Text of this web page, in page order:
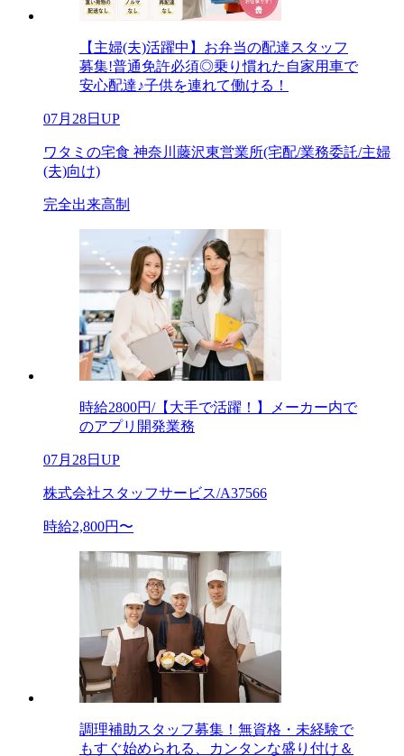
【主婦(夫)活躍中】お弁当の配達スタッフ
募集!普通免許必須◎乗り慣れた自家用車で
安心配達♪子供を連れて働ける！
07月28日UP
ワタミの宅食 神奈川藤沢東営業所(宅配/業務委託/主婦
(夫)向け)
完全出来高制
時給2800円/【大手で活躍！】メーカー内で
のアプリ開発業務
07月28日UP
株式会社スタッフサービス/A37566
時給2,800円〜
調理補助スタッフ募集！無資格・未経験で
もすぐ始められる、カンタンな盛り付け＆